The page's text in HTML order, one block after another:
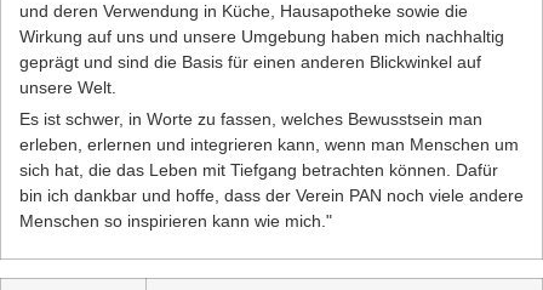
und deren Verwendung in Küche, Hausapotheke sowie die
Wirkung auf uns und unsere Umgebung haben mich nachhaltig
geprägt und sind die Basis für einen anderen Blickwinkel auf
unsere Welt.
Es ist schwer, in Worte zu fassen, welches Bewusstsein man
erleben, erlernen und integrieren kann, wenn man Menschen um
sich hat, die das Leben mit Tiefgang betrachten können. Dafür
bin ich dankbar und hoffe, dass der Verein PAN noch viele andere
Menschen so inspirieren kann wie mich."